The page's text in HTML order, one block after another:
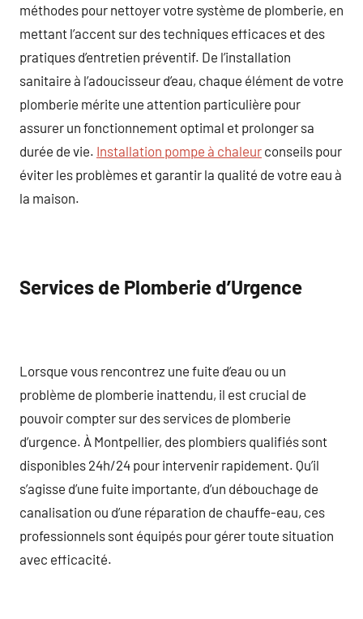
méthodes pour nettoyer votre système de plomberie, en
mettant l’accent sur des techniques efficaces et des
pratiques d’entretien préventif. De l’installation
sanitaire à l’adoucisseur d’eau, chaque élément de votre
plomberie mérite une attention particulière pour
assurer un fonctionnement optimal et prolonger sa
durée de vie. Installation pompe à chaleur conseils pour
éviter les problèmes et garantir la qualité de votre eau à
la maison.
Services de Plomberie d’Urgence
Lorsque vous rencontrez une fuite d’eau ou un
problème de plomberie inattendu, il est crucial de
pouvoir compter sur des services de plomberie
d’urgence. À Montpellier, des plombiers qualifiés sont
disponibles 24h/24 pour intervenir rapidement. Qu’il
s’agisse d’une fuite importante, d’un débouchage de
canalisation ou d’une réparation de chauffe-eau, ces
professionnels sont équipés pour gérer toute situation
avec efficacité.